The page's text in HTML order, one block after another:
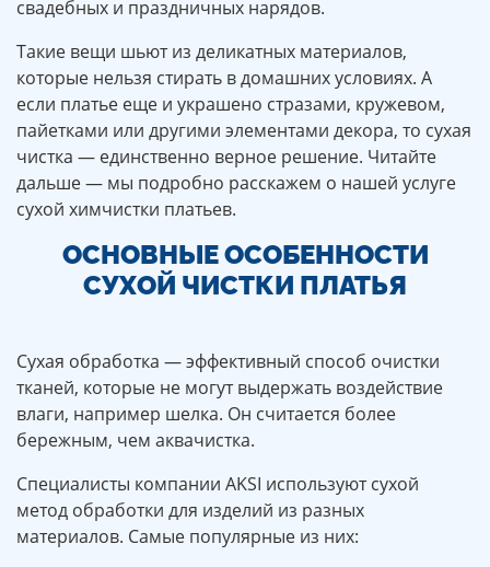
свадебных и праздничных нарядов.
Такие вещи шьют из деликатных материалов,
которые нельзя стирать в домашних условиях. А
если платье еще и украшено стразами, кружевом,
пайетками или другими элементами декора, то сухая
чистка — единственно верное решение. Читайте
дальше — мы подробно расскажем о нашей услуге
сухой химчистки платьев.
ОСНОВНЫЕ ОСОБЕННОСТИ
СУХОЙ ЧИСТКИ ПЛАТЬЯ
Сухая обработка — эффективный способ очистки
тканей, которые не могут выдержать воздействие
влаги, например шелка. Он считается более
бережным, чем аквачистка.
Специалисты компании AKSI используют сухой
метод обработки для изделий из разных
материалов. Самые популярные из них: